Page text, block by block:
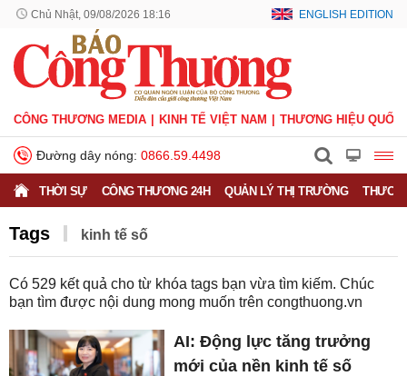
Chủ Nhật, 09/08/2026 18:16 ENGLISH EDITION
CÔNG THƯƠNG MEDIA KINH TẾ VIỆT NAM THƯƠNG HIỆU QUỐC
Đường dây nóng: 0866.59.4498
THỜI SỰ CÔNG THƯƠNG 24H QUẢN LÝ THỊ TRƯỜNG
Tags kinh tế số
Có 529 kết quả cho từ khóa tags bạn vừa tìm kiếm. Chúc
bạn tìm được nội dung mong muốn trên congthuong.vn
AI: Động lực tăng trưởng
mới của nền kinh tế số